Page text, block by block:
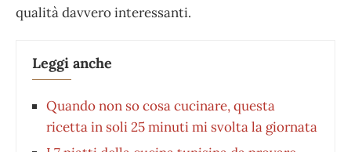
qualità davvero interessanti.
Leggi anche
Quando non so cosa cucinare, questa
ricetta in soli 25 minuti mi svolta la giornata